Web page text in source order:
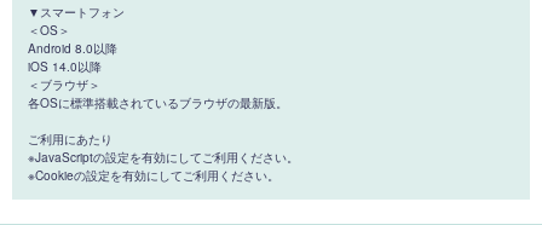
▼スマートフォン
＜OS＞
Android 8.0以降
iOS 14.0以降
＜ブラウザ＞
各OSに標準搭載されているブラウザの最新版。
ご利用にあたり
※JavaScriptの設定を有効にしてご利用ください。
※Cookieの設定を有効にしてご利用ください。